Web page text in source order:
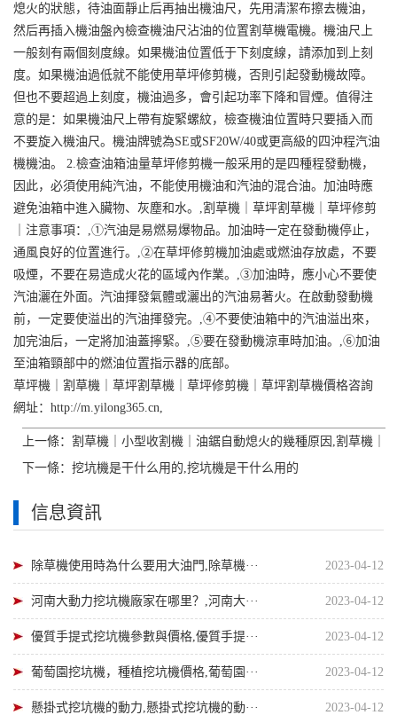
熄火的狀態，待油面靜止后再抽出機油尺，先用清潔布擦去機油，
然后再插入機油盤內檢查機油尺沾油的位置割草機電機。機油尺上
一般刻有兩個刻度線。如果機油位置低于下刻度線，請添加到上刻
度。如果機油過低就不能使用草坪修剪機，否則引起發動機故障。
但也不要超過上刻度，機油過多，會引起功率下降和冒煙。值得注
意的是：如果機油尺上帶有旋緊螺紋，檢查機油位置時只要插入而
不要旋入機油尺。機油牌號為SE或SF20W/40或更高級的四沖程汽油
機機油。 2.檢查油箱油量草坪修剪機一般采用的是四種程發動機，
因此，必須使用純汽油，不能使用機油和汽油的混合油。加油時應
避免油箱中進入臟物、灰塵和水。,割草機｜草坪割草機｜草坪修剪
｜注意事項：,①汽油是易燃易爆物品。加油時一定在發動機停止，
通風良好的位置進行。,②在草坪修剪機加油處或燃油存放處，不要
吸煙，不要在易造成火花的區域內作業。,③加油時，應小心不要使
汽油灑在外面。汽油揮發氣體或灑出的汽油易著火。在啟動發動機
前，一定要使溢出的汽油揮發完。,④不要使油箱中的汽油溢出來，
加完油后，一定將加油蓋擰緊。,⑤要在發動機涼車時加油。,⑥加油
至油箱頸部中的燃油位置指示器的底部。
草坪機｜割草機｜草坪割草機｜草坪修剪機｜草坪割草機價格咨詢
網址：http://m.yilong365.cn,
上一條： 割草機｜小型收割機｜油鋸自動熄火的幾種原因,割草機｜
下一條： 挖坑機是干什么用的,挖坑機是干什么用的
信息資訊
2023-04-12
除草機使用時為什么要用大油門,除草機···
2023-04-12
河南大動力挖坑機廠家在哪里？,河南大···
2023-04-12
優質手提式挖坑機參數與價格,優質手提···
2023-04-12
葡萄園挖坑機，種植挖坑機價格,葡萄園···
2023-04-12
懸掛式挖坑機的動力,懸掛式挖坑機的動···